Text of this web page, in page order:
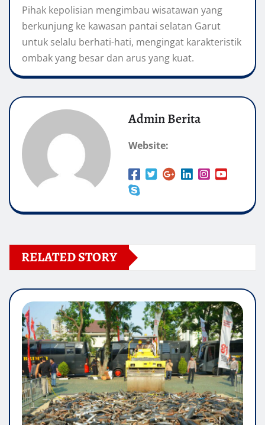
Pihak kepolisian mengimbau wisatawan yang
berkunjung ke kawasan pantai selatan Garut
untuk selalu berhati-hati, mengingat karakteristik
ombak yang besar dan arus yang kuat.
Admin Berita
Website:
RELATED STORY